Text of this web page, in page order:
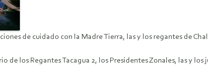
de cuidado con la Madre Tierra, las y los regantes de
de los Regantes Tacagua 2, los Presidentes Zonales, las y